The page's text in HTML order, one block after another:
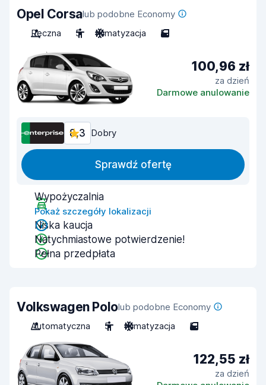
Opel Corsalub podobne Economy
Ręczna
5 Klimatyzacja 5
100,96 zł
za dzień
Darmowe anulowanie
8,3 Dobry
Sprawdź ofertę
Wypożyczalnia
Pokaż szczegóły lokalizacji
Niska kaucja
Natychmiastowe potwierdzenie!
Pełna przedpłata
Volkswagen Pololub podobne Economy
Automatyczna
5 Klimatyzacja 5
122,55 zł
za dzień